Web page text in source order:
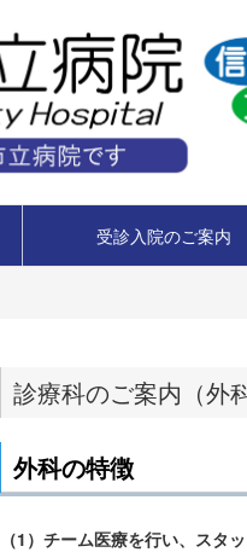
受診入院のご案内
診療科のご案内（外科
外科の特徴
（1）チーム医療を行い、スタ